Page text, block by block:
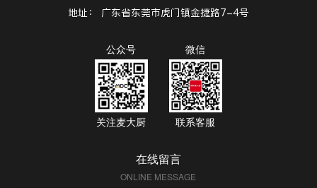
地址： 广东省东莞市虎门镇金捷路7-4号
公众号
关注麦大厨
微信
联系客服
在线留言
ONLINE MESSAGE